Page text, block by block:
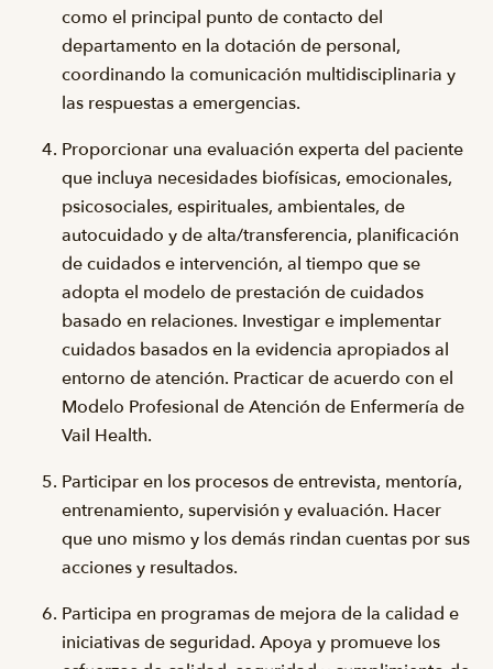
como el principal punto de contacto del
departamento en la dotación de personal,
coordinando la comunicación multidisciplinaria y
las respuestas a emergencias.
Proporcionar una evaluación experta del paciente
que incluya necesidades biofísicas, emocionales,
psicosociales, espirituales, ambientales, de
autocuidado y de alta/transferencia, planificación
de cuidados e intervención, al tiempo que se
adopta el modelo de prestación de cuidados
basado en relaciones. Investigar e implementar
cuidados basados en la evidencia apropiados al
entorno de atención. Practicar de acuerdo con el
Modelo Profesional de Atención de Enfermería de
Vail Health.
Participar en los procesos de entrevista, mentoría,
entrenamiento, supervisión y evaluación. Hacer
que uno mismo y los demás rindan cuentas por sus
acciones y resultados.
Participa en programas de mejora de la calidad e
iniciativas de seguridad. Apoya y promueve los